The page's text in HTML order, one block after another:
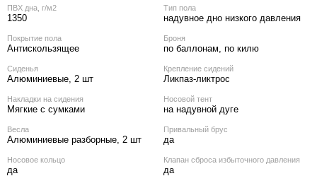
ПВХ дна, г/м2
1350
Тип пола
надувное дно низкого давления
Покрытие пола
Антискользящее
Броня
по баллонам, по килю
Сиденья
Алюминиевые, 2 шт
Крепление сидений
Ликпаз-ликтрос
Накладки на сидения
Мягкие с сумками
Носовой тент
на надувной дуге
Весла
Алюминиевые разборные, 2 шт
Привальный брус
да
Носовое кольцо
да
Клапан сброса избыточного давления
да